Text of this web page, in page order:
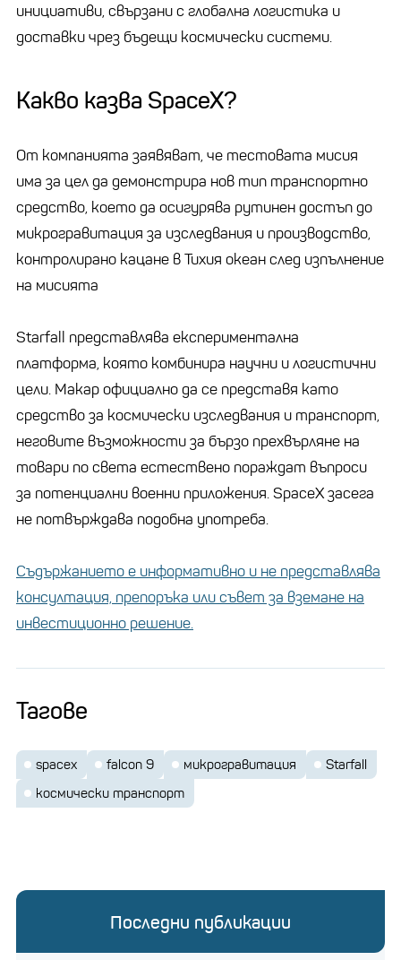
инициативи, свързани с глобална логистика и
доставки чрез бъдещи космически системи.
Какво казва SpaceX?
От компанията заявяват, че тестовата мисия
има за цел да демонстрира нов тип транспортно
средство, което да осигурява рутинен достъп до
микрогравитация за изследвания и производство,
контролирано кацане в Тихия океан след изпълнение
на мисията
Starfall представлява експериментална
платформа, която комбинира научни и логистични
цели. Макар официално да се представя като
средство за космически изследвания и транспорт,
неговите възможности за бързо прехвърляне на
товари по света естествено пораждат въпроси
за потенциални военни приложения. SpaceX засега
не потвърждава подобна употреба.
Съдържанието е информативно и не представлява
консултация, препоръка или съвет за вземане на
инвестиционно решение.
Тагове
spacex falcon 9 микрогравитация
Starfall
космически транспорт
Последни публикации